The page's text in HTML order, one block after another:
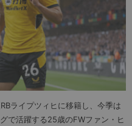
ライプツィヒに移籍し、今季は
で活躍する25歳のFWファン・ヒ